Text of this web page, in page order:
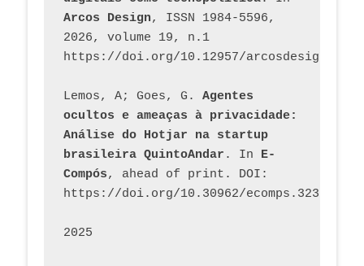
Arcos Design, ISSN 1984-5596,
2026, volume 19, n.1
https://doi.org/10.12957/
Lemos, A; Goes, G. Agentes
ocultos e ameaças à privacidade:
Análise do Hotjar na startup
brasileira QuintoAndar . In E-
Compós, ahead of print. DOI:
https://doi.org/10.30962/ecomps.3231
2025